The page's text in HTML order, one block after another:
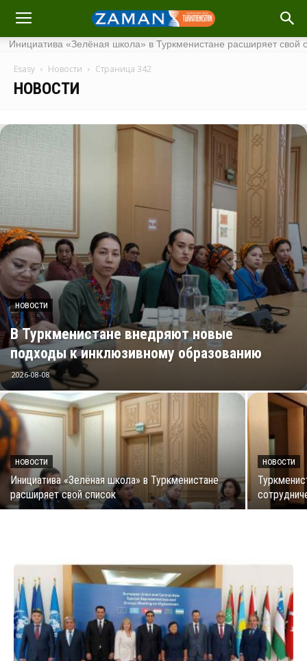
в Туркменистане расширяет свой список ·
Esasy Новости Страница 342
НОВОСТИ
НОВОСТИ
В Туркменистане внедряют новые
подходы к инклюзивному образованию
2026-08-08
НОВОСТИ
Инициатива «Зелёная школа» в Туркменистане
расширяет свой список
НОВОСТИ